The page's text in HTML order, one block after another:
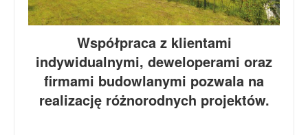
Współpraca z klientami
indywidualnymi, deweloperami oraz
firmami budowlanymi pozwala na
realizację różnorodnych projektów.